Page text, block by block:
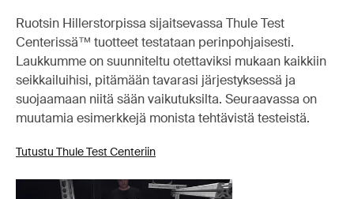
Ruotsin Hillerstorpissa sijaitsevassa Thule Test
Centerissä™ tuotteet testataan perinpohjaisesti.
Laukkumme on suunniteltu otettaviksi mukaan kaikkiin
seikkailuihisi, pitämään tavarasi järjestyksessä ja
suojaamaan niitä sään vaikutuksilta. Seuraavassa on
muutamia esimerkkejä monista tehtävistä testeistä.
Tutustu Thule Test Centeriin